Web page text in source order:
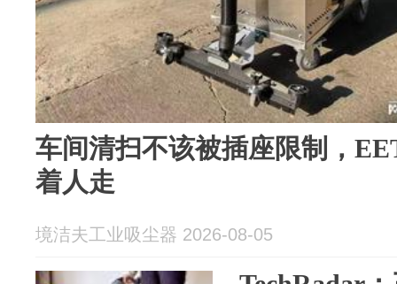
车间清扫不该被插座限制，
着人走
境洁夫工业吸尘器 2026-08-05